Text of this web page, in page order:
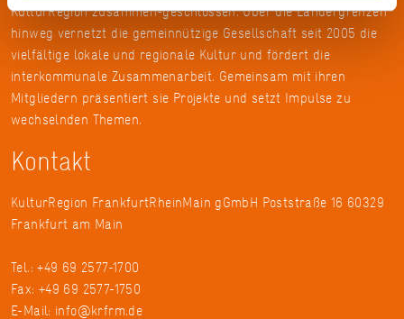
KulturRegion zusammen-geschlossen. Über die Ländergrenzen
hinweg vernetzt die gemeinnützige Gesellschaft seit 2005 die
vielfältige lokale und regionale Kultur und fördert die
interkommunale Zusammenarbeit. Gemeinsam mit ihren
Mitgliedern präsentiert sie Projekte und setzt Impulse zu
wechselnden Themen.
Kontakt
KulturRegion FrankfurtRheinMain gGmbH Poststraße 16 60329
Frankfurt am Main
Tel.: +49 69 2577-1700
Fax: +49 69 2577-1750
E-Mail: info@krfrm.de